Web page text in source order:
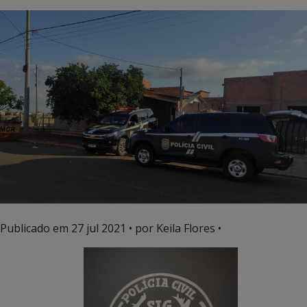
Publicado em 27 jul 2021 • por Keila Flores •